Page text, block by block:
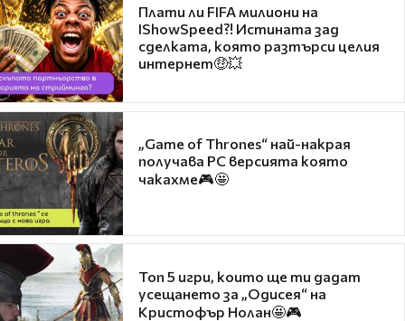
Плати ли FIFA милиони на
IShowSpeed?! Истината зад
сделката, която разтърси целия
интернет🤑💥
„Game of Thrones“ най-накрая
получава PC версията която
чакахме🎮🤩
Топ 5 игри, които ще ти дадат
усещането за „Одисея“ на
Кристофър Нолан🤩🎮